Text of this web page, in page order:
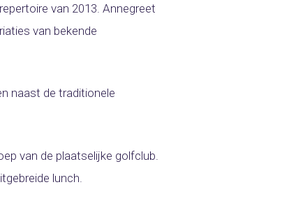
van 2013. Annegreet
van bekende
naast de traditionele
van de plaatselijke golfclub.
lunch.